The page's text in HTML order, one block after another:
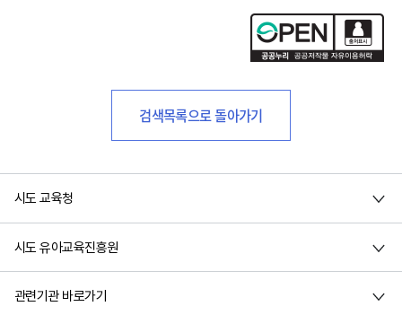
검색목록으로 돌아가기
시도 교육청
시도 유아교육진흥원
관련기관 바로가기